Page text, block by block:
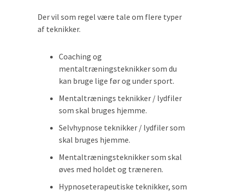
Der vil som regel være tale om flere typer
af teknikker.
Coaching og
mentaltræningsteknikker som du
kan bruge lige før og under sport.
Mentaltrænings teknikker / lydfiler
som skal bruges hjemme.
Selvhypnose teknikker / lydfiler som
skal bruges hjemme.
Mentaltræningsteknikker som skal
øves med holdet og træneren.
Hypnoseterapeutiske teknikker, som